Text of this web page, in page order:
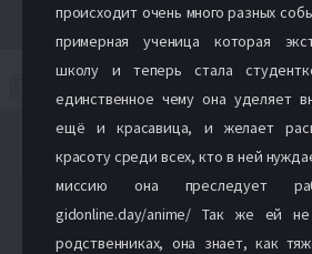
происходит очень много разных
примерная ученица которая
школу и теперь стала
единственное чему она уделяет
ещё и красавица, и желает
красоту среди всех, кто в ней
миссию она преследует
gidonline.day/anime/ Так же ей
родственниках, она знает, как